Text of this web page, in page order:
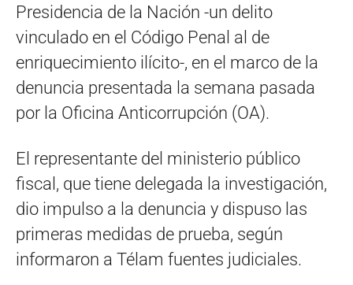
Presidencia de la Nación -un delito
vinculado en el Código Penal al de
enriquecimiento ilícito-, en el marco de la
denuncia presentada la semana pasada
por la Oficina Anticorrupción (OA).
El representante del ministerio público
fiscal, que tiene delegada la investigación,
dio impulso a la denuncia y dispuso las
primeras medidas de prueba, según
informaron a Télam fuentes judiciales.